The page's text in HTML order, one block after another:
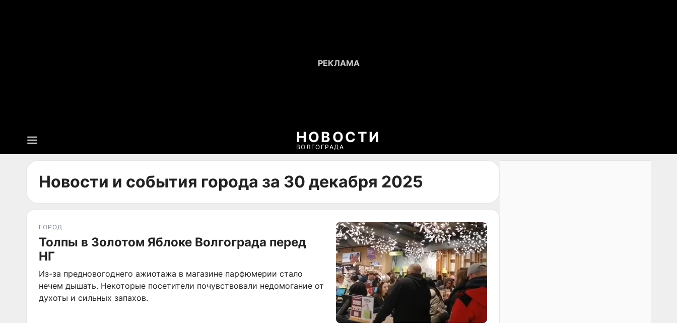
НОВОСТИ
ВОЛГОГРАДА
Новости и события города за 30 декабря 2025
ГОРОД
Толпы в Золотом Яблоке Волгограда перед
НГ
Из-за предновогоднего ажиотажа в магазине парфюмерии стало
нечем дышать. Некоторые посетители почувствовали недомогание от
духоты и сильных запахов.